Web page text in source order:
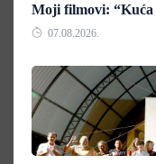
Moji filmovi: “Kuća
07.08.2026.